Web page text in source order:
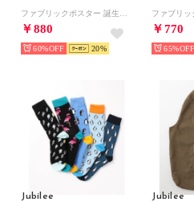
￥880
60% 20
￥770
65%
Jubilee Jubilee